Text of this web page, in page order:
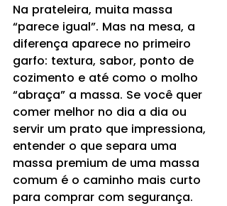
Na prateleira, muita massa
“parece igual”. Mas na mesa, a
diferença aparece no primeiro
garfo: textura, sabor, ponto de
cozimento e até como o molho
“abraça” a massa. Se você quer
comer melhor no dia a dia ou
servir um prato que impressiona,
entender o que separa uma
massa premium de uma massa
comum é o caminho mais curto
para comprar com segurança.